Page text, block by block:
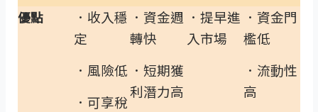
優點
．收入穩
定
．風險低
．可享稅
．資金週
轉快
．短期獲
利潛力高
．提早進
入市場
．資金門
檻低
．流動性
高